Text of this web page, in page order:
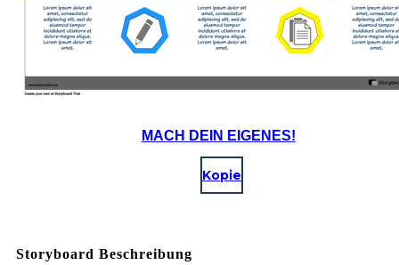
MACH DEIN EIGENES!
Kopie
Storyboard Beschreibung